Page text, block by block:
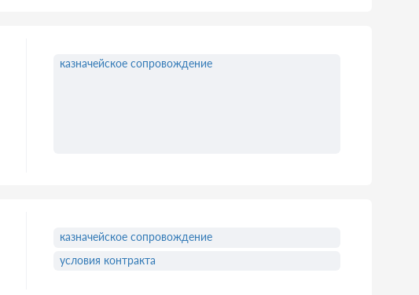
казначейское сопровождение
казначейское сопровождение
условия контракта